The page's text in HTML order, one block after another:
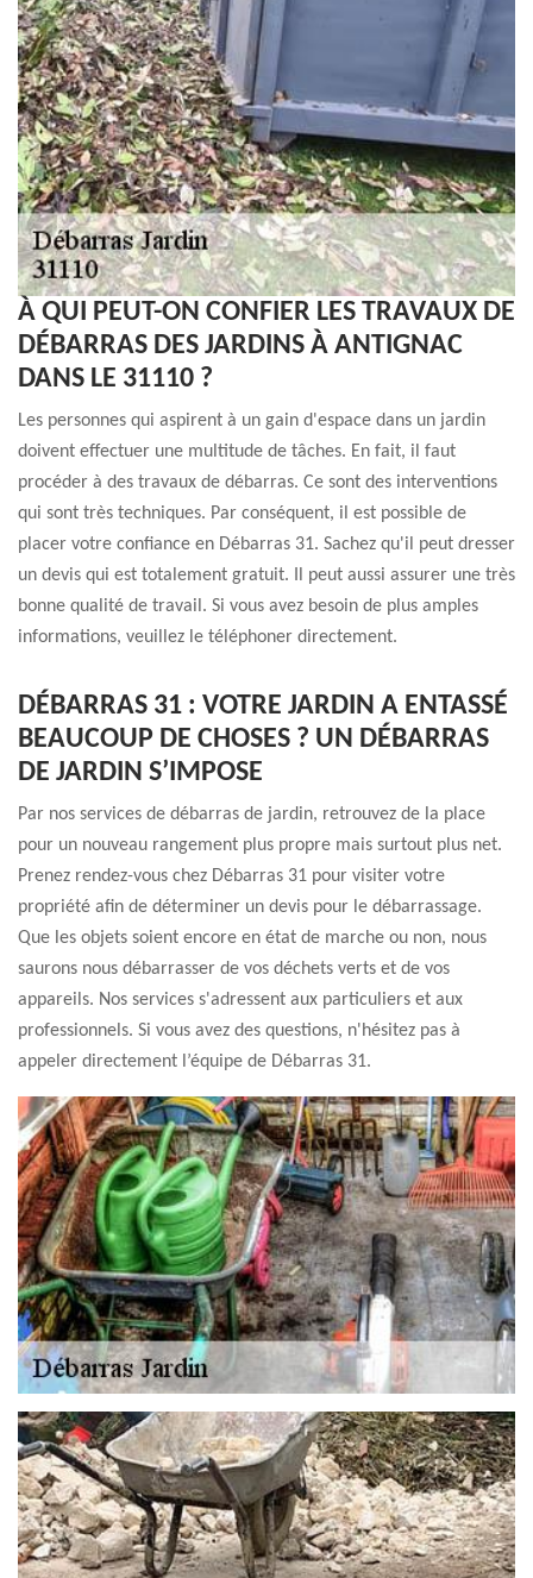
À QUI PEUT-ON CONFIER LES TRAVAUX DE
DÉBARRAS DES JARDINS À ANTIGNAC
DANS LE 31110 ?
Les personnes qui aspirent à un gain d'espace dans un jardin
doivent effectuer une multitude de tâches. En fait, il faut
procéder à des travaux de débarras. Ce sont des interventions
qui sont très techniques. Par conséquent, il est possible de
placer votre confiance en Débarras 31. Sachez qu'il peut dresser
un devis qui est totalement gratuit. Il peut aussi assurer une très
bonne qualité de travail. Si vous avez besoin de plus amples
informations, veuillez le téléphoner directement.
DÉBARRAS 31 : VOTRE JARDIN A ENTASSÉ
BEAUCOUP DE CHOSES ? UN DÉBARRAS
DE JARDIN S’IMPOSE
Par nos services de débarras de jardin, retrouvez de la place
pour un nouveau rangement plus propre mais surtout plus net.
Prenez rendez-vous chez Débarras 31 pour visiter votre
propriété afin de déterminer un devis pour le débarrassage.
Que les objets soient encore en état de marche ou non, nous
saurons nous débarrasser de vos déchets verts et de vos
appareils. Nos services s'adressent aux particuliers et aux
professionnels. Si vous avez des questions, n'hésitez pas à
appeler directement l’équipe de Débarras 31.